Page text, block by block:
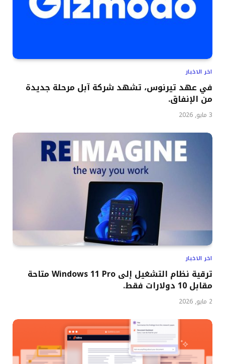
اخر الاخبار
في عهد تيرنوس، تشهد شركة آبل مرحلة جديدة
من الإنفاق.
3 مايو, 2026
اخر الاخبار
ترقية نظام التشغيل إلى Windows 11 Pro متاحة
مقابل 10 دولارات فقط.
2 مايو, 2026